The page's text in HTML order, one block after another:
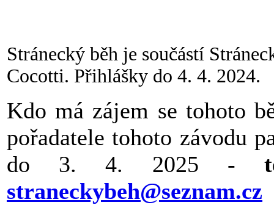
Stránecký běh je součástí
Cocotti. Přihlášky do 4. 4. 2024.
Kdo má zájem se tohoto
pořadatele tohoto závodu
do 3. 4. 2025 -
straneckybeh@seznam.cz